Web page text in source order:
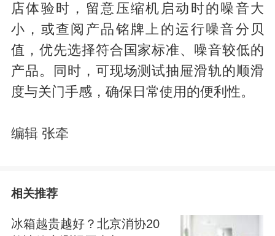
店体验时，留意压缩机启动时的噪音大
小，或查阅产品铭牌上的运行噪音分贝
值，优先选择符合国家标准、噪音较低的
产品。同时，可现场测试抽屉滑轨的顺滑
度与关门手感，确保日常使用的便利性。
编辑 张牵
相关推荐
冰箱越贵越好？北京消协20